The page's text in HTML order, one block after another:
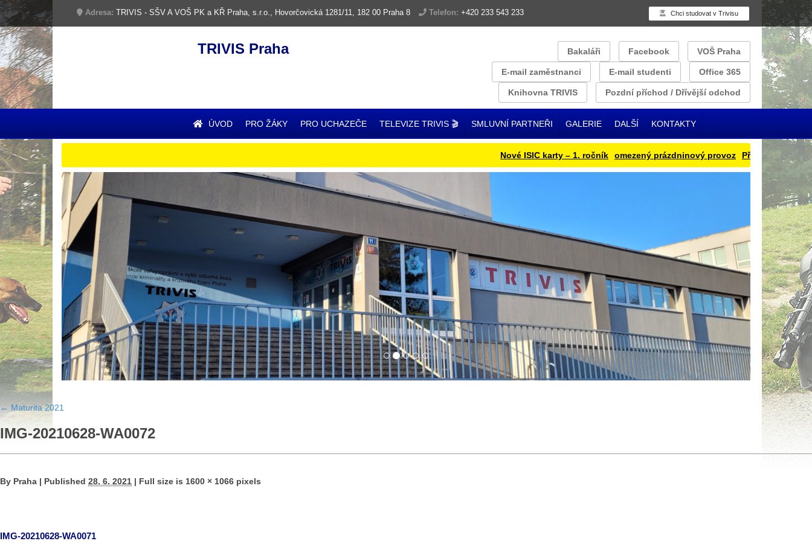
Adresa: TRIVIS - SŠV A VOŠ PK a KŘ Praha, s.r.o., Hovorčovická 1281/11, 182 00 Praha 8 Telefon: +420 233 543 233 Chci studovat v Trivisu
TRIVIS Praha Bakaláři Facebook VOŠ Praha
E-mail zaměstnanci E-mail studenti Office 365
Knihovna TRIVIS Pozdní příchod / Dřívější odchod
ÚVOD PRO ŽÁKY PRO UCHAZEČE TELEVIZE TRIVIS 🎬 SMLUVNÍ PARTNEŘI GALERIE DALŠÍ KONTAKTY
Nové ISIC karty – 1. ročník omezený prázdninový provoz Přihlašování obědu na
← Maturita 2021
IMG-20210628-WA0072
By Praha | Published 28. 6. 2021 | Full size is 1600 × 1066 pixels
IMG-20210628-WA0071